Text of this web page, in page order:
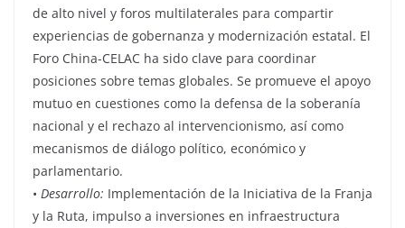
de alto nivel y foros multilaterales para compartir
experiencias de gobernanza y modernización estatal. El
Foro China-CELAC ha sido clave para coordinar
posiciones sobre temas globales. Se promueve el apoyo
mutuo en cuestiones como la defensa de la soberanía
nacional y el rechazo al intervencionismo, así como
mecanismos de diálogo político, económico y
parlamentario.
• Desarrollo: Implementación de la Iniciativa de la Franja
y la Ruta, impulso a inversiones en infraestructura